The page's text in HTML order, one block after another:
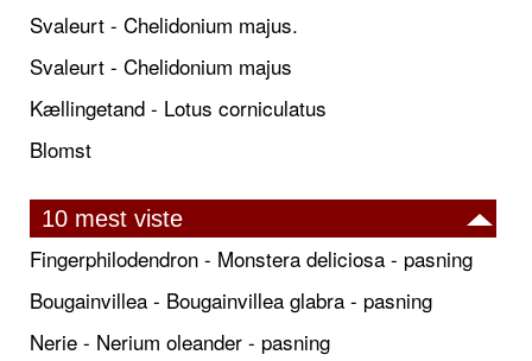
Svaleurt - Chelidonium majus.
Svaleurt - Chelidonium majus
Kællingetand - Lotus corniculatus
Blomst
10 mest viste
Fingerphilodendron - Monstera deliciosa - pasning
Bougainvillea - Bougainvillea glabra - pasning
Nerie - Nerium oleander - pasning